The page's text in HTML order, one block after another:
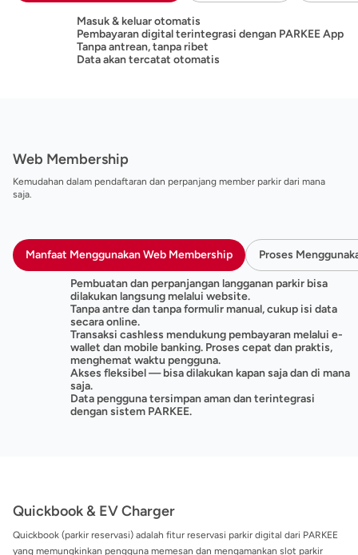
Masuk & keluar otomatis
Pembayaran digital terintegrasi dengan PARKEE App
Tanpa antrean, tanpa ribet
Data akan tercatat otomatis
Web Membership
Kemudahan dalam pendaftaran dan perpanjang member parkir dari mana
saja.
Manfaat Menggunakan Web Membership Proses
Pembuatan dan perpanjangan langganan parkir bisa
dilakukan langsung melalui website.
Tanpa antre dan tanpa formulir manual, cukup isi data
secara online.
Transaksi cashless mendukung pembayaran melalui e-
wallet dan mobile banking. Proses cepat dan praktis,
menghemat waktu pengguna.
Akses fleksibel — bisa dilakukan kapan saja dan di mana
saja.
Data pengguna tersimpan aman dan terintegrasi
dengan sistem PARKEE.
Quickbook & EV Charger
Quickbook (parkir reservasi) adalah fitur reservasi parkir digital dari PARKEE
yang memungkinkan pengguna memesan dan mengamankan slot parkir